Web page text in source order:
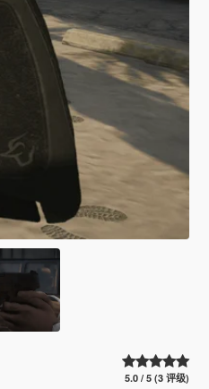
5.0 / 5 (3 评级)